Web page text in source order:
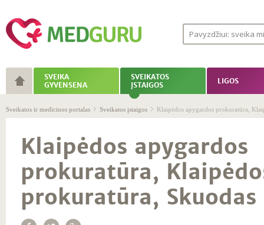
SVEIKA
GYVENSENA
SVEIKATOS
ĮSTAIGOS
LIGOS
Sveikatos ir medicinos portalas Sveikatos įstaigos Klaipėdos apygardos prokuratūra,
Klaipėdos apygardos
prokuratūra,
prokuratūra, Skuodas